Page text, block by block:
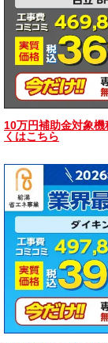
10万円補助金対象
くはこちら